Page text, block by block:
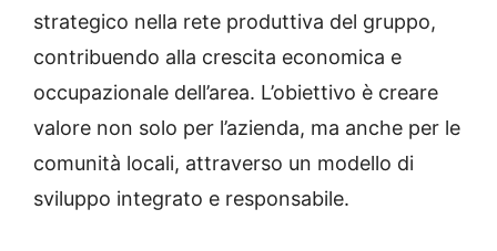
strategico nella rete produttiva del gruppo,
contribuendo alla crescita economica e
occupazionale dell’area. L’obiettivo è creare
valore non solo per l’azienda, ma anche per le
comunità locali, attraverso un modello di
sviluppo integrato e responsabile.